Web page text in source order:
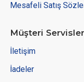
Mesafeli Satış
Müşteri
İletişim
İadeler